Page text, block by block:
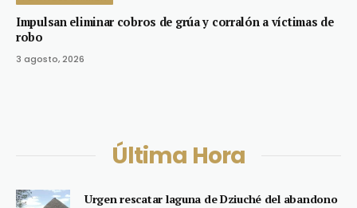
Impulsan eliminar cobros de grúa y corralón a víctimas de
robo
3 agosto, 2026
Última Hora
Urgen rescatar laguna de Dziuché del abandono